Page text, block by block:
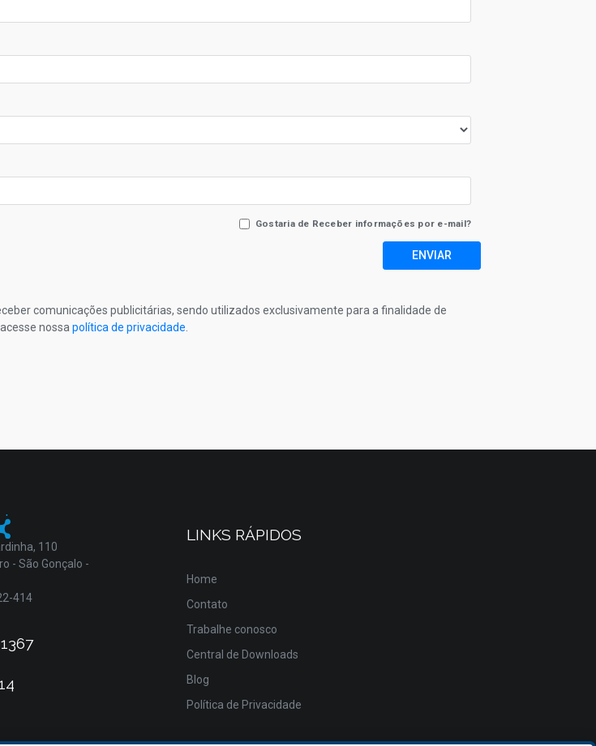
Gostaria de Receber informações por e-mail?
ENVIAR
comunicações publicitárias, sendo utilizados exclusivamente para a finalidade de
nossa política de privacidade
110
- São Gonçalo -
414
LINKS RÁPIDOS
Home
Contato
Trabalhe conosco
Central de Downloads
Blog
Política de Privacidade